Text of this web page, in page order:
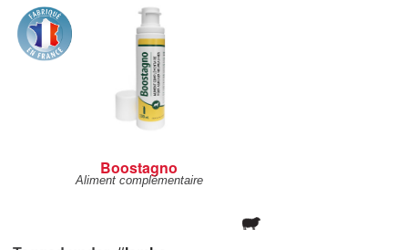
Boostagno
Aliment complémentaire